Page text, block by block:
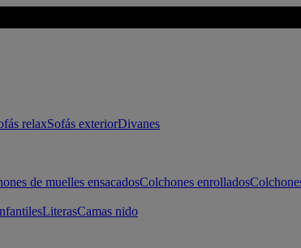
relaxSofás exteriorDivanes
de muelles ensacadosColchones enrollados
LiterasCamas nido